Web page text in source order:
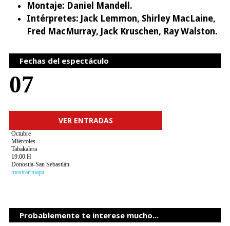
Montaje: Daniel Mandell.
Intérpretes: Jack Lemmon, Shirley MacLaine,
Fred MacMurray, Jack Kruschen, Ray Walston.
Fechas del espectáculo
07
VER ENTRADAS
Octubre
Miércoles
Tabakalera
19:00 H
Donostia-San Sebastián
mostrar mapa
Probablemente te interese mucho...